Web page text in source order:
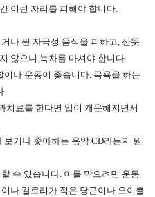
이런 자리를 피해야 합니다.
나 짠 자극성 음식을 피하고, 산뜻
않으니 녹차를 마셔야 합니다.
나 운동이 좋습니다. 목욕을 하는
.
치료를 한다면 입이 개운해지면서
거나 좋아하는 음악 CD라든지 뭔
수 있습니다. 이를 막으려면 운동
나 칼로리가 적은 당근이나 오이를